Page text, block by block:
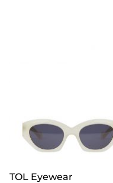
TOL Eyewear